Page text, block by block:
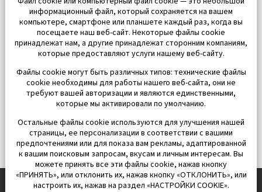
информационный файл, который сохраняется на вашем
компьютере, смартфоне или планшете каждый раз, когда вы
посещаете наш веб-сайт. Некоторые файлы cookie
принадлежат нам, а другие принадлежат сторонним компаниям,
которые предоставляют услуги нашему веб-сайту.
Файлы cookie могут быть различных типов: технические файлы
cookie необходимы для работы нашего веб-сайта, они не
требуют вашей авторизации и являются единственными,
которые мы активировали по умолчанию.
Остальные файлы cookie используются для улучшения нашей
страницы, ее персонализации в соответствии с вашими
предпочтениями или для показа вам рекламы, адаптированной
к вашим поисковым запросам, вкусам и личным интересам. Вы
можете принять все эти файлы cookie, нажав кнопку
«ПРИНЯТЬ», или отклонить их, нажав кнопку «ОТКЛОНИТЬ», или
настроить их, нажав на раздел «НАСТРОЙКИ COOKIE».